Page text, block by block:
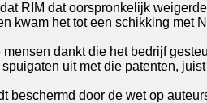
RIM dat oorspronkelijk
kwam het tot een schikking met
dankt die het bedrijf
uit met die patenten,
door de wet op